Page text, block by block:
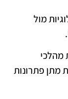
מול
מהלכי
מתן פתרונות